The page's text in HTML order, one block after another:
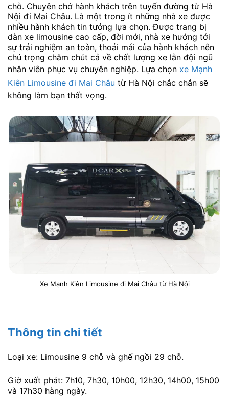
chỗ. Chuyên chở hành khách trên tuyến đường từ Hà
Nội đi Mai Châu. Là một trong ít những nhà xe được
nhiều hành khách tin tưởng lựa chọn. Được trang bị
dàn xe limousine cao cấp, đời mới, nhà xe hướng tới
sự trải nghiệm an toàn, thoải mái của hành khách nên
chú trọng chăm chút cả về chất lượng xe lẫn đội ngũ
nhân viên phục vụ chuyên nghiệp. Lựa chọn xe Mạnh
Kiên Limousine đi Mai Châu từ Hà Nội chắc chắn sẽ
không làm bạn thất vọng.
Xe Mạnh Kiên Limousine đi Mai Châu từ Hà Nội
Thông tin chi tiết
Loại xe: Limousine 9 chỗ và ghế ngồi 29 chỗ.
Giờ xuất phát: 7h10, 7h30, 10h00, 12h30, 14h00, 15h00
và 17h30 hàng ngày.